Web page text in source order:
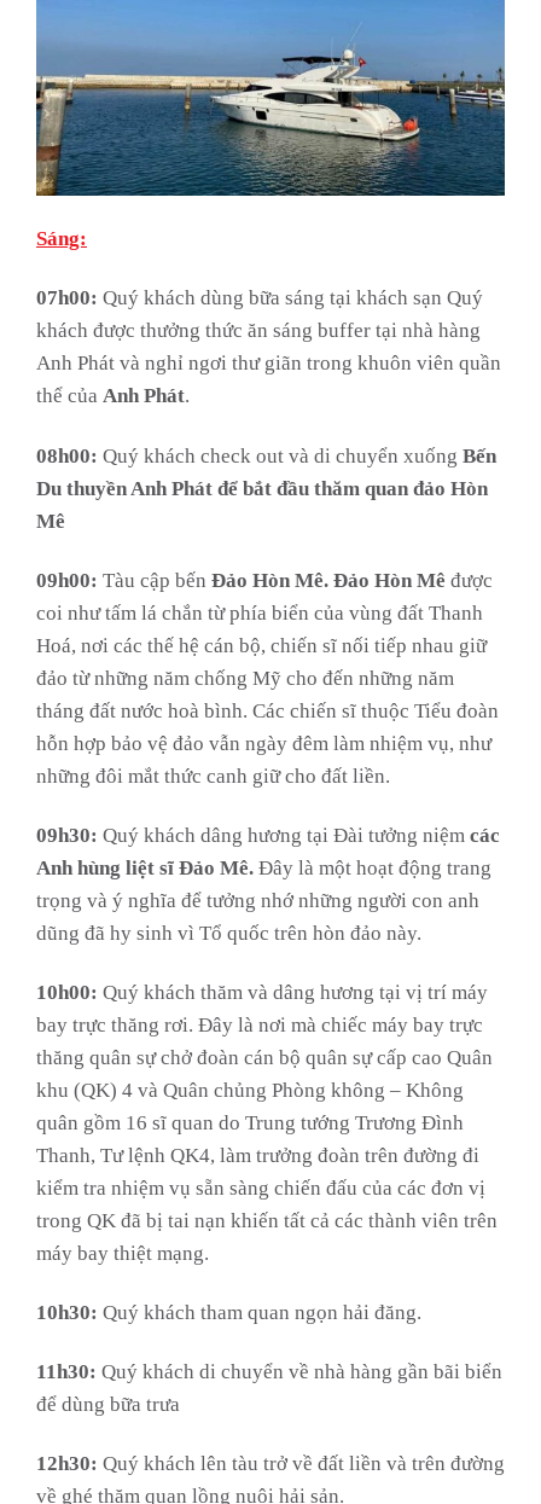
Sáng:
07h00: Quý khách dùng bữa sáng tại khách sạn Quý
khách được thưởng thức ăn sáng buffer tại nhà hàng
Anh Phát và nghỉ ngơi thư giãn trong khuôn viên quần
thể của Anh Phát.
08h00: Quý khách check out và di chuyển xuống Bến
Du thuyền Anh Phát để bắt đầu thăm quan đảo Hòn
Mê
09h00: Tàu cập bến Đảo Hòn Mê. Đảo Hòn Mê được
coi như tấm lá chắn từ phía biển của vùng đất Thanh
Hoá, nơi các thế hệ cán bộ, chiến sĩ nối tiếp nhau giữ
đảo từ những năm chống Mỹ cho đến những năm
tháng đất nước hoà bình. Các chiến sĩ thuộc Tiểu đoàn
hỗn hợp bảo vệ đảo vẫn ngày đêm làm nhiệm vụ, như
những đôi mắt thức canh giữ cho đất liền.
09h30: Quý khách dâng hương tại Đài tưởng niệm các
Anh hùng liệt sĩ Đảo Mê. Đây là một hoạt động trang
trọng và ý nghĩa để tưởng nhớ những người con anh
dũng đã hy sinh vì Tổ quốc trên hòn đảo này.
10h00: Quý khách thăm và dâng hương tại vị trí máy
bay trực thăng rơi. Đây là nơi mà chiếc máy bay trực
thăng quân sự chở đoàn cán bộ quân sự cấp cao Quân
khu (QK) 4 và Quân chủng Phòng không – Không
quân gồm 16 sĩ quan do Trung tướng Trương Đình
Thanh, Tư lệnh QK4, làm trưởng đoàn trên đường đi
kiểm tra nhiệm vụ sẵn sàng chiến đấu của các đơn vị
trong QK đã bị tai nạn khiến tất cả các thành viên trên
máy bay thiệt mạng.
10h30: Quý khách tham quan ngọn hải đăng.
11h30: Quý khách di chuyển về nhà hàng gần bãi biển
để dùng bữa trưa
12h30: Quý khách lên tàu trở về đất liền và trên đường
về ghé thăm quan lồng nuôi hải sản.